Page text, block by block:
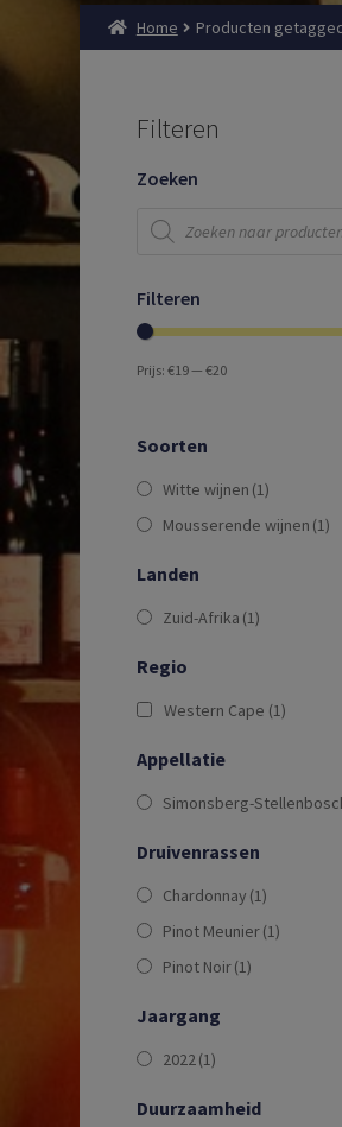
Home Producten
Filteren
Zoeken
Producten
zoeken
Filteren
Prijs:€19—€20
Soorten
Witte wijnen (1)
Mousserende wijnen (1)
Landen
Zuid-Afrika (1)
Regio
Western Cape (1)
Appellatie
Simonsberg-
Druivenrassen
Chardonnay (1)
Pinot Meunier(1)
Pinot Noir(1)
Jaargang
2022 (1)
Duurzaamheid